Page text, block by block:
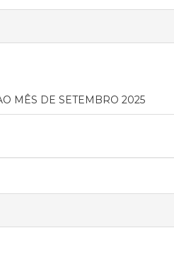
MÊS DE SETEMBRO 2025